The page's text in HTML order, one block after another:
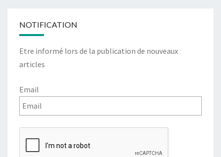
NOTIFICATION
Etre informé lors de la publication de nouveaux
articles
Email